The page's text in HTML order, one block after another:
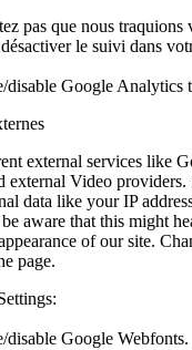
pas que nous
le suivi dans
disable Google Analytics
external services like
external Video providers.
data like your IP
aware that this might
of our site.
page.
disable Google Webfonts.